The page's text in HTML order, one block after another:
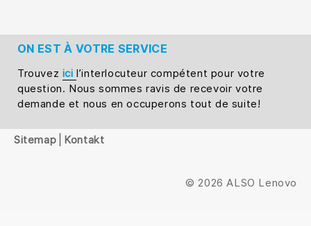
ON EST À VOTRE SERVICE
Trouvez icil’interlocuteur compétent pour votre
question. Nous sommes ravis de recevoir votre
demande et nous en occuperons tout de suite!
Sitemap Kontakt
© 2026 ALSO Lenovo